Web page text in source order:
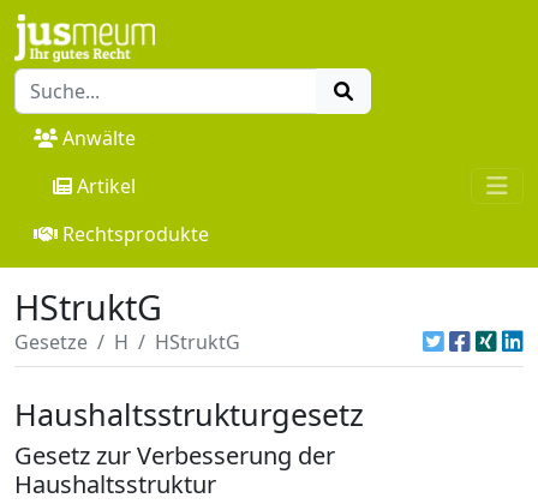
Anwälte
Artikel
Rechtsprodukte
HStruktG
Gesetze H HStruktG
Haushaltsstrukturgesetz
Gesetz zur Verbesserung der
Haushaltsstruktur